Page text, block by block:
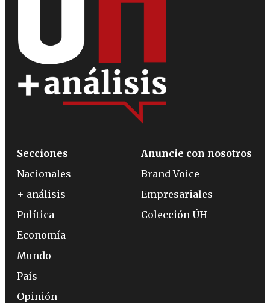
Secciones
Nacionales
+ análisis
Política
Economía
Mundo
País
Opinión
Anuncie con nosotros
Brand Voice
Empresariales
Colección ÚH